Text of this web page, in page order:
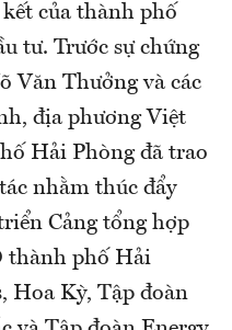
của thành phố
tư. Trước sự chứng
Văn Thưởng và các
địa phương Việt
Hải Phòng đã trao
nhằm thúc đẩy
Cảng tổng hợp
thành phố Hải
Hoa Kỳ, Tập đoàn